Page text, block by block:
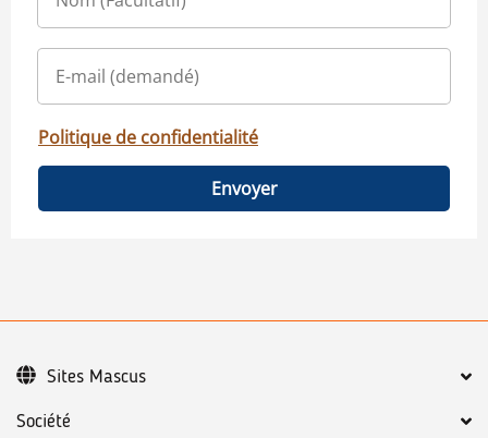
Politique de confidentialité
Envoyer
Société
Sites Mascus